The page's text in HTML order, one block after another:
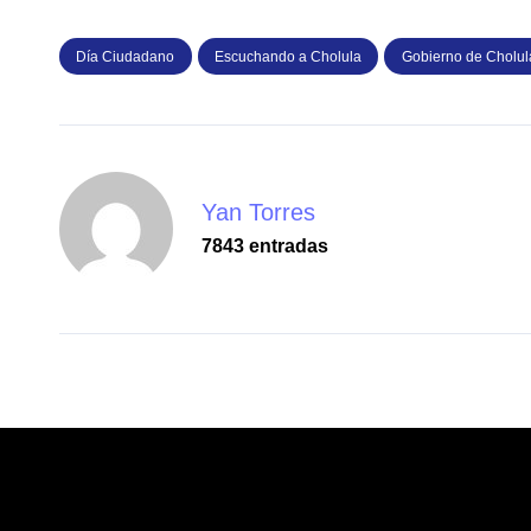
Día Ciudadano Escuchando a Cholula Gobierno de
Yan Torres
7843 entradas